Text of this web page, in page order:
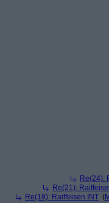
Re(24):
Re(21):
Re(18): Raiffeisen INT (